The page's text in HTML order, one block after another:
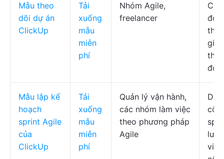
Mẫu theo
dõi dự án
ClickUp
Tải
xuống
mẫu
miễn
phí
Nhóm Agile,
freelancer
thái
Mẫu lập kế
hoạch
sprint Agile
của
ClickUp
Tải
xuống
mẫu
miễn
phí
Quản lý vận hành,
các nhóm làm việc
theo phương pháp
Agile